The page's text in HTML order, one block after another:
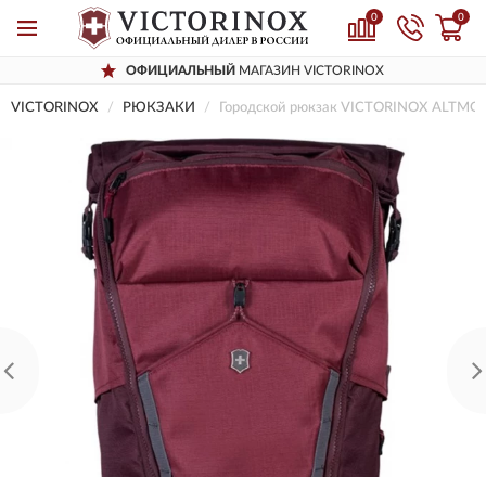
0 0
ОФИЦИАЛЬНЫЙ МАГАЗИН VICTORINOX
VICTORINOX РЮКЗАКИ Городской рюкзак VICTORINOX